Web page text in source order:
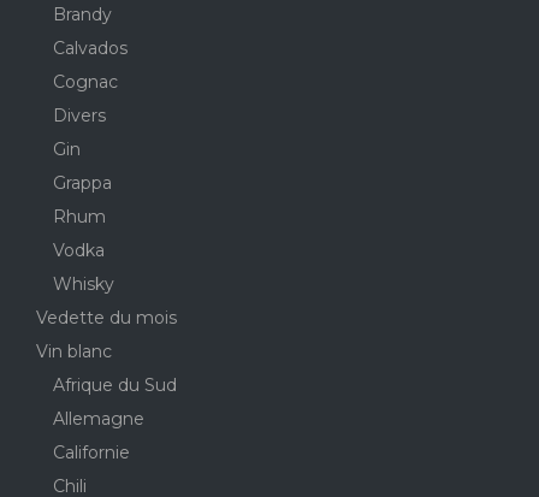
Brandy
Calvados
Cognac
Divers
Gin
Grappa
Rhum
Vodka
Whisky
Vedette du mois
Vin blanc
Afrique du Sud
Allemagne
Californie
Chili